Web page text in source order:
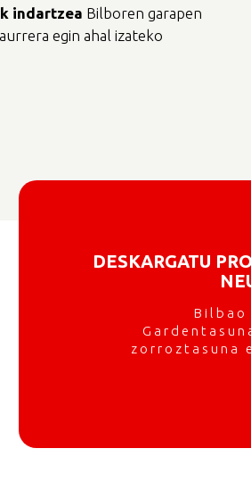
indartzea Bilboren garapen
egin ahal izateko
DESKARGATU
Bilbao
zorroztasuna